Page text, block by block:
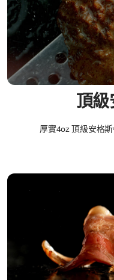
頂級
厚實4oz 頂級安格